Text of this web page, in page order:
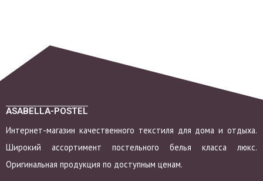
ASABELLA-POSTEL
Интернет-магазин качественного текстиля для дома и отдыха.
Широкий ассортимент постельного белья класса люкс.
Оригинальная продукция по доступным ценам.